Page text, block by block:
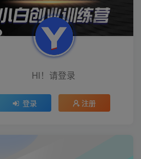
HI！请登录
登录 注册